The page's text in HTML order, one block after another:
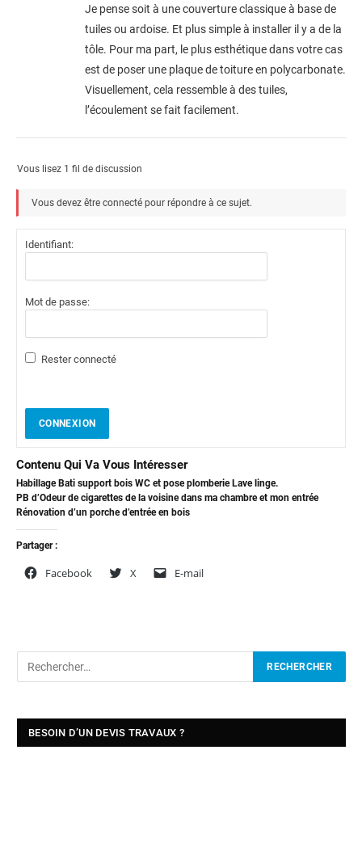
Je pense soit à une couverture classique à base de
tuiles ou ardoise. Et plus simple à installer il y a de la
tôle. Pour ma part, le plus esthétique dans votre cas
est de poser une plaque de toiture en polycarbonate.
Visuellement, cela ressemble à des tuiles,
l’écoulement se fait facilement.
Vous lisez 1 fil de discussion
Vous devez être connecté pour répondre à ce sujet.
Identifiant:
Mot de passe:
Rester connecté
CONNEXION
Contenu Qui Va Vous Intéresser
Habillage Bati support bois WC et pose plomberie Lave linge.
PB d’Odeur de cigarettes de la voisine dans ma chambre et mon entrée
Rénovation d’un porche d’entrée en bois
Partager :
Facebook X E-mail
BESOIN D’UN DEVIS TRAVAUX ?